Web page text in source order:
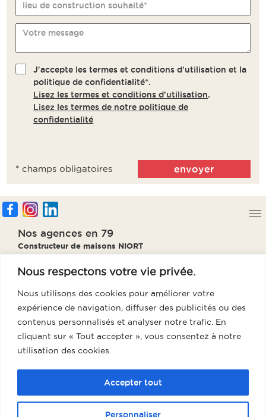
Nous respectons votre vie privée.
Nous utilisons des cookies pour améliorer votre
expérience de navigation, diffuser des publicités ou des
contenus personnalisés et analyser notre trafic. En
cliquant sur « Tout accepter », vous consentez à notre
utilisation des cookies.
Personnaliser
Accepter tout
lieu de construction souhaité*
Votre message
J'accepte les termes et conditions d'utilisation et la
politique de confidentialité*.
Lisez les termes et conditions d'utilisation.
Lisez les termes de notre politique de
confidentialité
* champs obligatoires
Nos agences en 79
Constructeur de maisons NIORT
Constructeur de maisons BRESSUIRE
Constructeur de maisons THOUARS
Notre agence en 85
Notre agence en 86
Constructeur de maisons Poitiers
Notre agence en 17
Constructeur de maisons La Rochelle
Groupe GTR, votre meilleur partenaire pour l’achat et la construction